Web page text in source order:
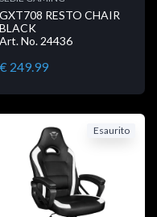
GXT708 RESTO CHAIR
BLACK
Art. No. 24436
€ 249.99
Esaurito